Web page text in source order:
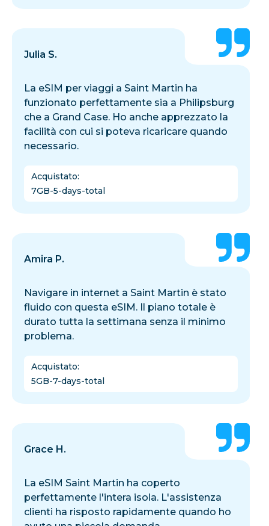
Julia S.
La eSIM per viaggi a Saint Martin ha
funzionato perfettamente sia a Philipsburg
che a Grand Case. Ho anche apprezzato la
facilità con cui si poteva ricaricare quando
necessario.
Acquistato:
7GB-5-days-total
Amira P.
Navigare in internet a Saint Martin è stato
fluido con questa eSIM. Il piano totale è
durato tutta la settimana senza il minimo
problema.
Acquistato:
5GB-7-days-total
Grace H.
La eSIM Saint Martin ha coperto
perfettamente l'intera isola. L'assistenza
clienti ha risposto rapidamente quando ho